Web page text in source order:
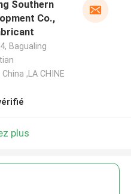
Southern
Co.,
Bagualing
,LA CHINE
plus